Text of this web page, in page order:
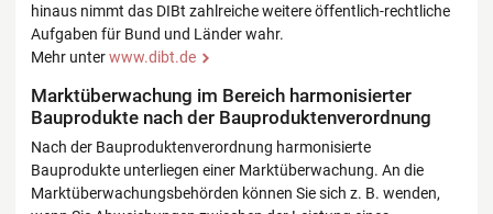
hinaus nimmt das DIBt zahlreiche weitere öffentlich-rechtliche
Aufgaben für Bund und Länder wahr.
Mehr unterwww.dibt.de
Marktüberwachung im Bereich harmonisierter
Bauprodukte nach der Bauproduktenverordnung
Nach der Bauproduktenverordnung harmonisierte
Bauprodukte unterliegen einer Marktüberwachung. An die
Marktüberwachungsbehörden können Sie sich z. B. wenden,